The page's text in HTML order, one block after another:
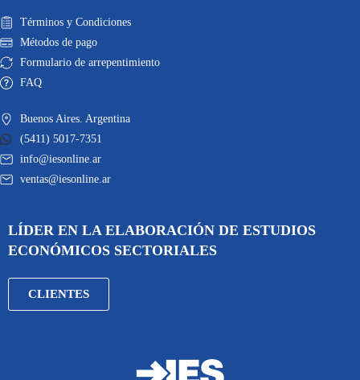
Términos y Condiciones
Métodos de pago
Formulario de arrepentimiento
FAQ
Buenos Aires. Argentina
(5411) 5017-7351
info@iesonline.ar
ventas@iesonline.ar
LÍDER EN LA ELABORACIÓN DE ESTUDIOS
ECONÓMICOS SECTORIALES
CLIENTES